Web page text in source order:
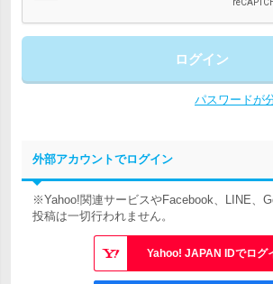
ログイン
パスワードが
外部アカウントでログイン
※Yahoo!関連サービスやFacebook、LINE、
投稿は一切行われません。
Yahoo! JAPAN IDでログ